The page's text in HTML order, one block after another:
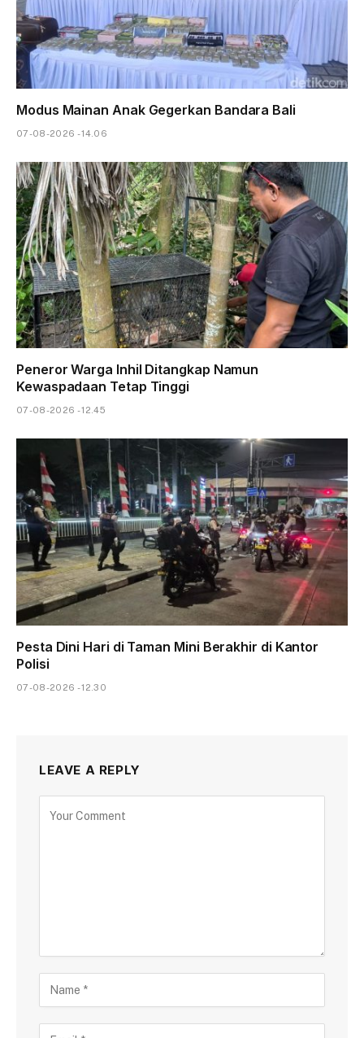
Modus Mainan Anak Gegerkan Bandara Bali
07-08-2026 - 14.06
Peneror Warga Inhil Ditangkap Namun
Kewaspadaan Tetap Tinggi
07-08-2026 - 12.45
Pesta Dini Hari di Taman Mini Berakhir di Kantor
Polisi
07-08-2026 - 12.30
LEAVE A REPLY